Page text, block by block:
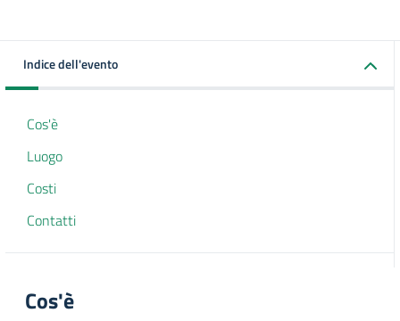
Indice dell'evento
Cos'è
Luogo
Costi
Contatti
Cos'è